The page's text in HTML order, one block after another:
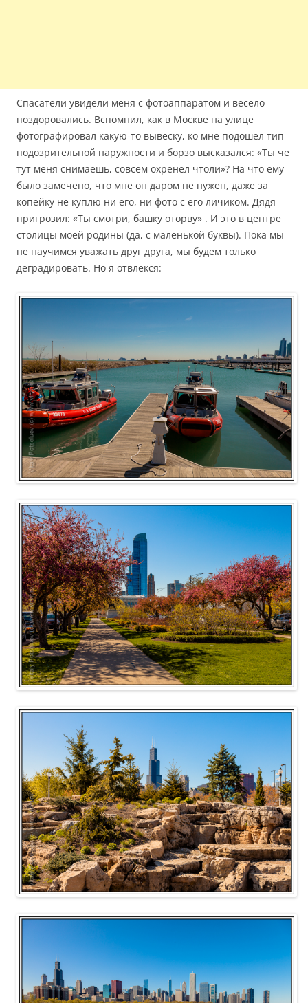
Спасатели увидели меня с фотоаппаратом и весело
поздоровались. Вспомнил, как в Москве на улице
фотографировал какую-то вывеску, ко мне подошел тип
подозрительной наружности и борзо высказался: «Ты че
тут меня снимаешь, совсем охренел чтоли»? На что ему
было замечено, что мне он даром не нужен, даже за
копейку не куплю ни его, ни фото с его личиком. Дядя
пригрозил: «Ты смотри, башку оторву» . И это в центре
столицы моей родины (да, с маленькой буквы). Пока мы
не научимся уважать друг друга, мы будем только
деградировать. Но я отвлекся: